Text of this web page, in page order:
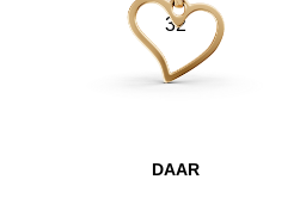
32
DAAR